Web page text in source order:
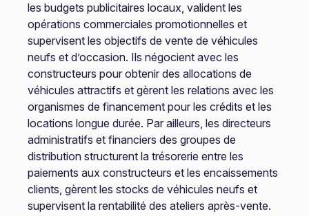
les budgets publicitaires locaux, valident les
opérations commerciales promotionnelles et
supervisent les objectifs de vente de véhicules
neufs et d’occasion. Ils négocient avec les
constructeurs pour obtenir des allocations de
véhicules attractifs et gèrent les relations avec les
organismes de financement pour les crédits et les
locations longue durée. Par ailleurs, les directeurs
administratifs et financiers des groupes de
distribution structurent la trésorerie entre les
paiements aux constructeurs et les encaissements
clients, gèrent les stocks de véhicules neufs et
supervisent la rentabilité des ateliers après-vente.